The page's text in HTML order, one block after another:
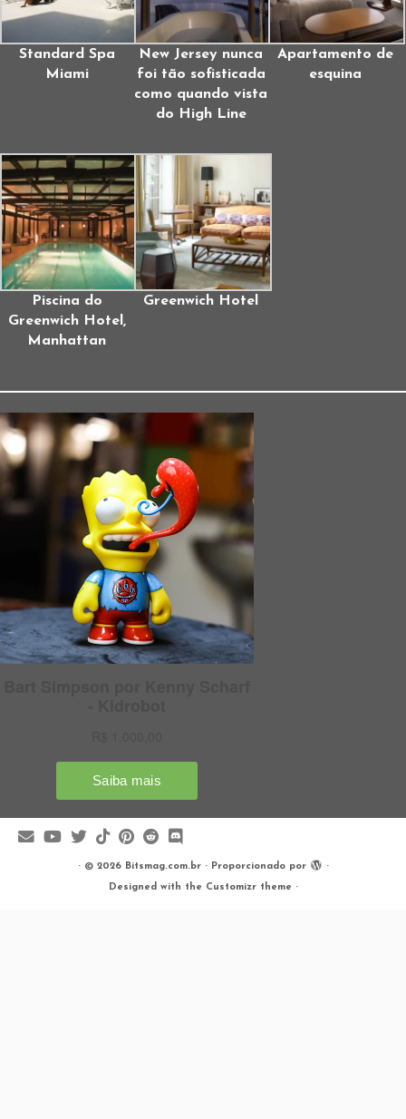
Standard Spa
Miami
New Jersey nunca
foi tão sofisticada
como quando vista
do High Line
Apartamento de
esquina
Piscina do
Greenwich Hotel,
Manhattan
Greenwich Hotel
· © 2026 Bitsmag.com.br· Proporcionado por ·
Designed with the Customizr theme ·